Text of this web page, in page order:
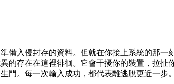
備入侵封存的資料。但就在你接上系統的那
的存在在這裡徘徊。它會干擾你的裝置，拉
門。每一次輸入成功，都代表離逃脫更近一